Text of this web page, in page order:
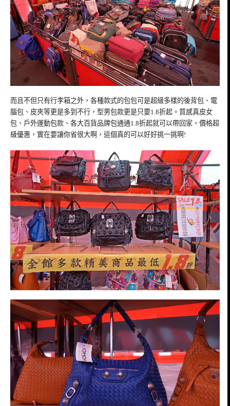
而且不但只有行李箱之外，各種款式的包包可是超級多樣的後背包、電
腦包、皮夾等更是多到不行，型男包款更是只要1.8折起。質感真皮女
包、戶外運動包款、各大百貨品牌包通通1.8折起就可以帶回家，價格超
級優惠，實在要讓你省很大啊，這個真的可以好好挑一挑啊!